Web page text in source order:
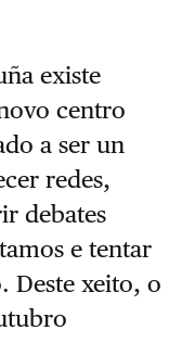
existe
centro
a ser un
redes,
debates
e tentar
Deste xeito, o